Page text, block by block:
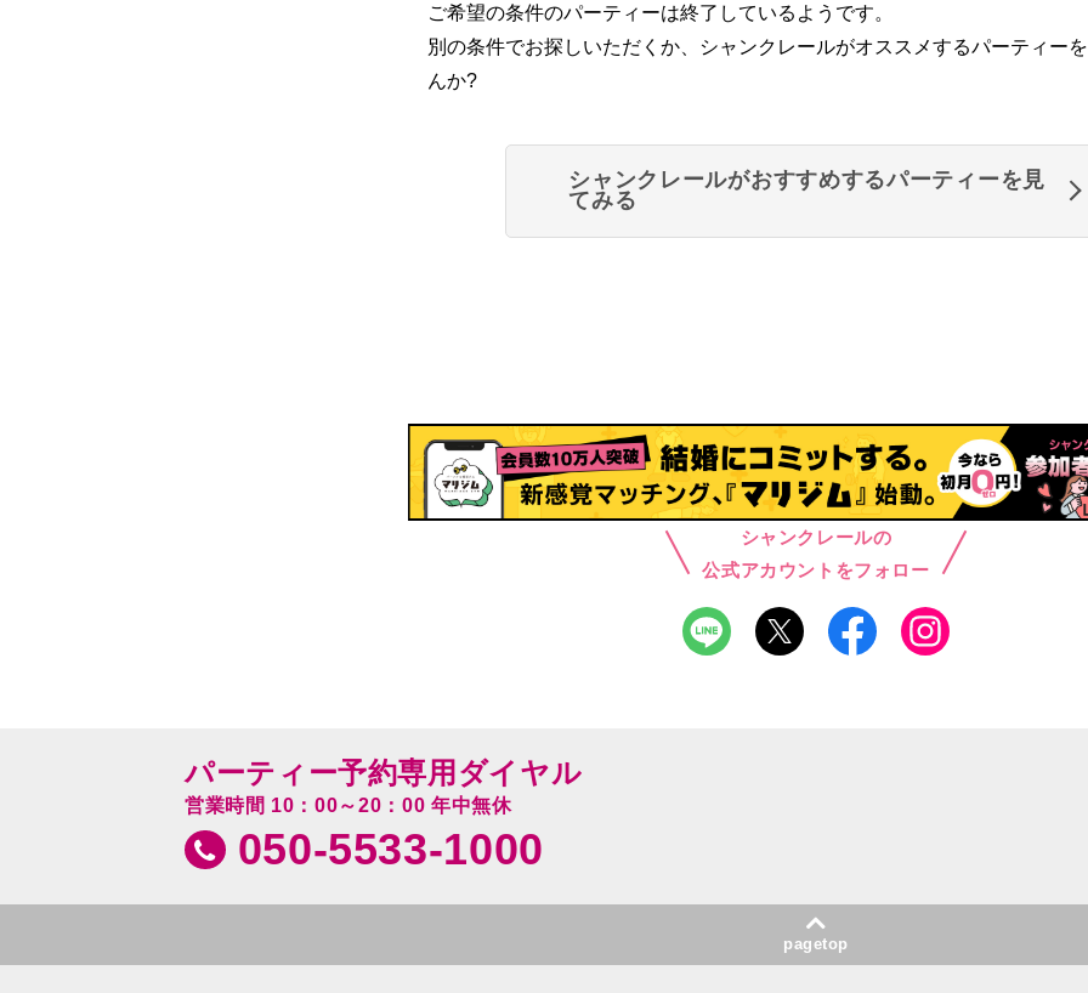
ご希望の条件のパーティーは終了しているようです。
別の条件でお探しいただくか、シャンクレールがオススメするパーティー
んか?
シャンクレールがおすすめするパーティーを見
てみる
シャンクレールの
公式アカウントをフォロー
パーティー予約専用ダイヤル
営業時間 10：00～20：00 年中無休
050-5533-1000
pagetop